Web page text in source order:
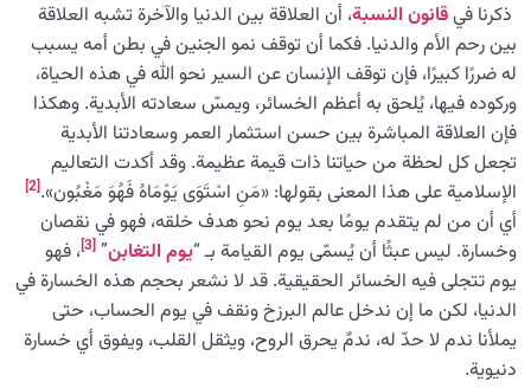
ذكرنا فيقانون النسبة، أن العلاقة بين الدنيا والآخرة تشبه العلاقة
بين رحم الأم والدنيا. فكما أن توقف نمو الجنين في بطن أمه يسبب
له ضررًا كبيرًا، فإن توقف الإنسان عن السير نحو الله في هذه الحياة،
وركوده فيها، يُلحق به أعظم الخسائر، ويمسّ سعادته الأبدية. وهكذا
فإن العلاقة المباشرة بين حسن استثمار العمر وسعادتنا الأبدية
تجعل كل لحظة من حياتنا ذات قيمة عظيمة. وقد أكدت التعاليم
الإسلامية على هذا المعنى بقولها: «مَنِ اسْتَوَى یَوْمَاهُ فَهُوَ مَغْبُون».[2]
أي أن من لم يتقدم يومًا بعد يوم نحو هدف خلقه، فهو في نقصان
وخسارة. ليس عبثًا أن يُسمّى يوم القيامة بـ “يوم التغابن”
[3]
، فهو
يوم تتجلى فيه الخسائر الحقيقية. قد لا نشعر بحجم هذه الخسارة في
الدنيا، لكن ما إن ندخل عالم البرزخ ونقف في يوم الحساب، حتى
يملأنا ندم لا حدّ له، ندمٌ يحرق الروح، ويثقل القلب، ويفوق أي خسارة
دنيوية.